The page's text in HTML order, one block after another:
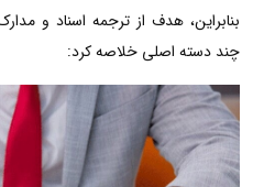
بنابراین، هدف از ترجمه اسناد و
چند دسته اصلی خلاصه کرد: